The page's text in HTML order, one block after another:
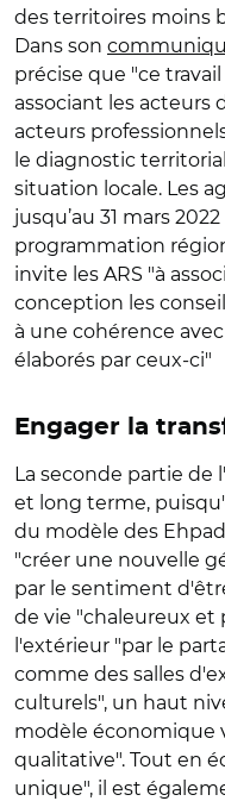
des territoires moins
Dans son
précise que "ce
associant les acteurs
acteurs
le diagnostic
situation locale. Les
jusqu’au 31 mars
programmation
invite les ARS "à
conception les
à une cohérence
élaborés par ceux-ci"
Engager la
La seconde partie
et long terme,
du modèle des
"créer une nouvelle
par le sentiment
de vie "chaleureux et
l'extérieur "par le
comme des salles
culturels", un haut
modèle économique
qualitative". Tout en
unique", il est